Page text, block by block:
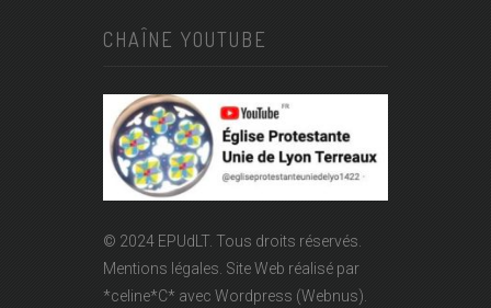
CHAÎNE YOUTUBE
© 2024 EPUdLT. Tous droits réservés.
Mentions légales. Site Web réalisé par
*celine*C* avec Wordpress (Webnus).